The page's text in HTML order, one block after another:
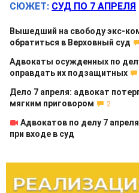
СЮЖЕТ: СУД ПО 7 АПРЕЛЯ
Вышедший на свободу экс-
обратиться в Верховный суд
Адвокаты осужденных по
оправдать их подзащитных
Дело 7 апреля: адвокат
мягким приговором
2
Адвокатов по делу 7
при входе в суд